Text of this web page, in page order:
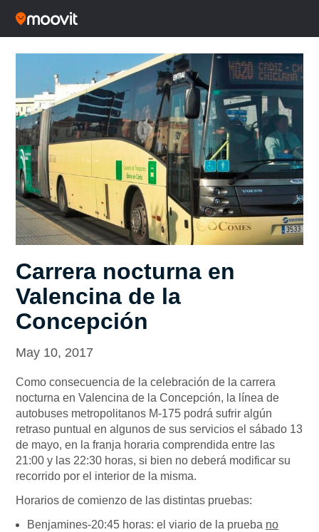
Carrera nocturna en
Valencina de la
Concepción
May 10, 2017
Como consecuencia de la celebración de la carrera
nocturna en Valencina de la Concepción, la línea de
autobuses metropolitanos M-175 podrá sufrir algún
retraso puntual en algunos de sus servicios el sábado 13
de mayo, en la franja horaria comprendida entre las
21:00 y las 22:30 horas, si bien no deberá modificar su
recorrido por el interior de la misma.
Horarios de comienzo de las distintas pruebas:
Benjamines-20:45 horas: el viario de la prueba no